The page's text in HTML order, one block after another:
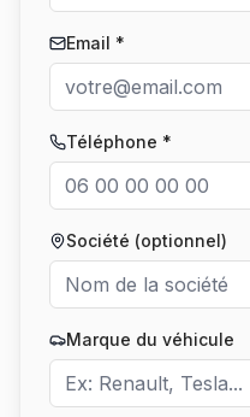
Email *
Téléphone *
Société (optionnel)
Marque du véhicule